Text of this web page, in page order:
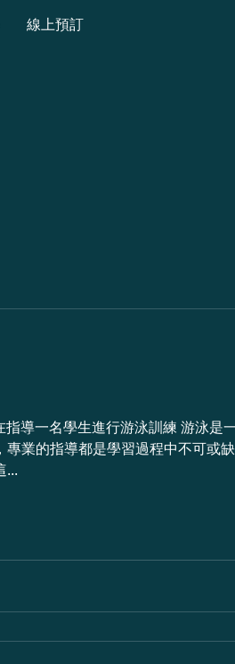
線上預訂
練 游泳是一項不僅能增強體能，還能
業的指導都是學習過程中不可或
...